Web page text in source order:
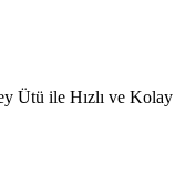
Ütü ile Hızlı ve Kolay